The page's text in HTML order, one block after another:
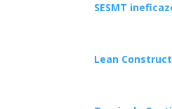
SESMT
Lean